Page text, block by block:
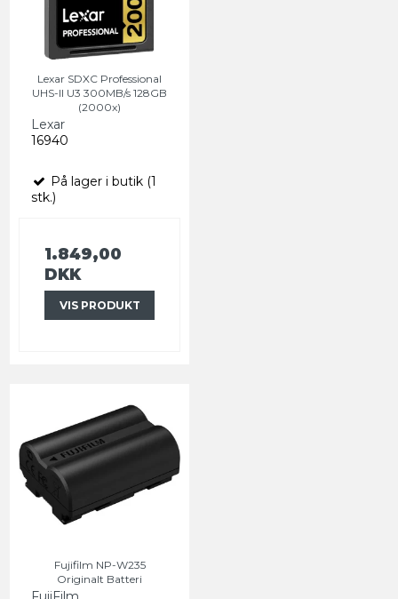
Lexar SDXC Professional
UHS-II U3 300MB/s 128GB
(2000x)
Lexar
16940
På lager i butik (1
stk.)
1.849,00
DKK
VIS PRODUKT
Fujifilm NP-W235
Originalt Batteri